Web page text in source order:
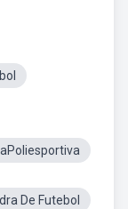
De Futebol